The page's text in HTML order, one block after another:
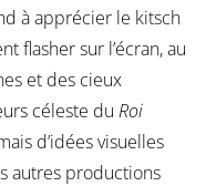
à apprécier le kitsch
flasher sur l’écran, au
et des cieux
céleste du Roi
d’idées visuelles
autres productions